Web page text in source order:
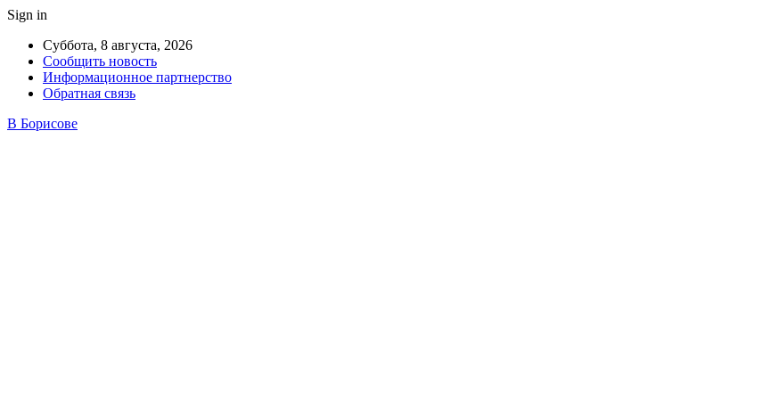
Sign in
Суббота, 8 августа, 2026
Сообщить новость
Информационное партнерство
Обратная связь
В Борисове